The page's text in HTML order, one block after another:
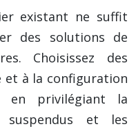
existant ne suffit
des solutions de
Choisissez des
et à la configuration
privilégiant la
suspendus et les